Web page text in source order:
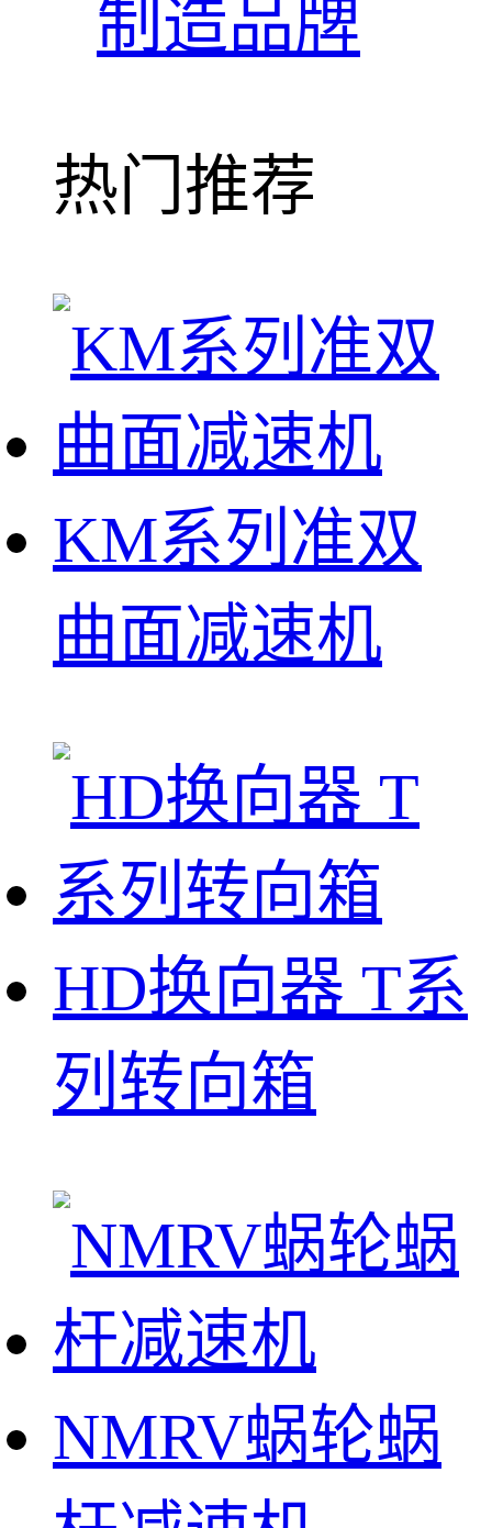
制造品牌
热门推荐
KM系列准双
曲面减速机
HD换向器 T系
列转向箱
NMRV蜗轮蜗